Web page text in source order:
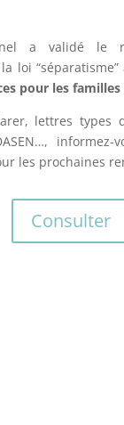
a validé le
loi
pour les familles
lettres types
informez-
les prochaines
Consulter